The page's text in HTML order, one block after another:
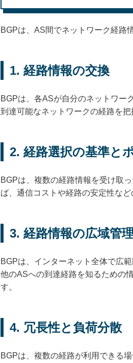
BGPは、AS間でネットワーク経路
1. 経路情報の交換
BGPは、各ASが自分のネットワー
到達可能なネットワークの経路を
2. 経路選択の基準と
BGPは、複数の経路情報を受け取
ば、通信コストや経路の安定性な
3. 経路情報の広域管理
BGPは、インターネット全体で広
他のASへの到達経路を知るための
す。
4. 冗長性と負荷分散
BGPは、複数の経路が利用できる